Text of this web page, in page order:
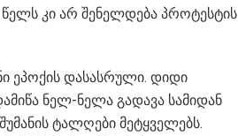
წელს კი არ შენელდება პროტესტის
ეპოქის დასასრული. დიდი
ნელ-ნელა გადავა სამიდან
ტალღები მეტყველებს.